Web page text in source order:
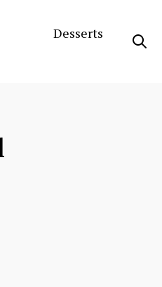
Desserts